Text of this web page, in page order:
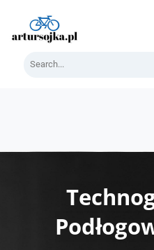
content